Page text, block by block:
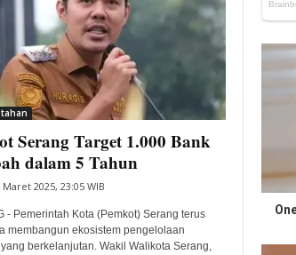
Serang Target 1.000 Bank
dalam 5 Tahun
Maret 2025, 23:05 WIB
- Pemerintah Kota (Pemkot) Serang terus
membangun ekosistem pengelolaan
berkelanjutan. Wakil Walikota Serang,